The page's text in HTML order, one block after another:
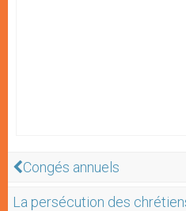
Congés annuels
La persécution des